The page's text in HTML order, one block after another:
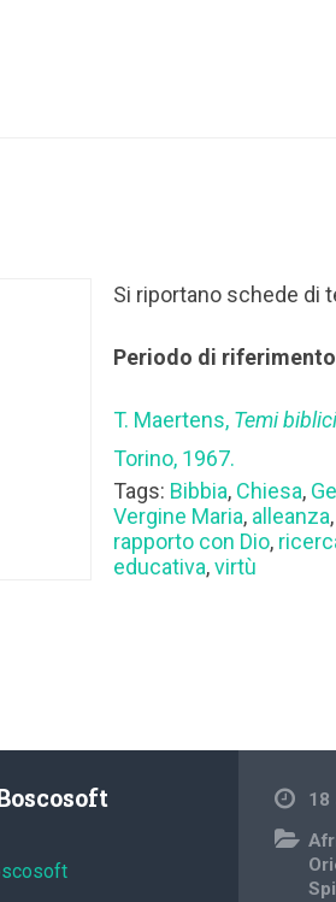
Si riportano schede di
Periodo di
T. Maertens, Temi
Torino, 1967.
Tags: Bibbia, Chiesa,
Vergine Maria, alleanza,
rapporto con Dio,
educativa,virtù
18